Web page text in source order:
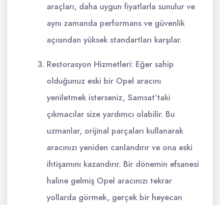
araçları, daha uygun fiyatlarla sunulur ve
aynı zamanda performans ve güvenlik
açısından yüksek standartları karşılar.
Restorasyon Hizmetleri: Eğer sahip
olduğunuz eski bir Opel aracını
yeniletmek isterseniz, Samsat'taki
çıkmacılar size yardımcı olabilir. Bu
uzmanlar, orijinal parçaları kullanarak
aracınızı yeniden canlandırır ve ona eski
ihtişamını kazandırır. Bir dönemin efsanesi
haline gelmiş Opel aracınızı tekrar
yollarda görmek, gerçek bir heyecan